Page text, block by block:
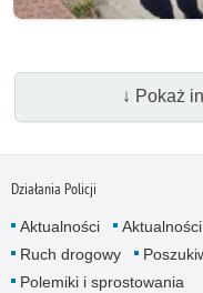
↓ Pokaż
Działania Policji
Aktualności
Ruch drogowy
Polemiki i sprostowania